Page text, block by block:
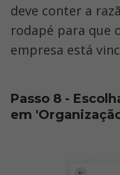
deve conter a
rodapé para que
empresa está
Passo 8 -
em